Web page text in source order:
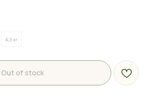
4,3 кг
Out of stock